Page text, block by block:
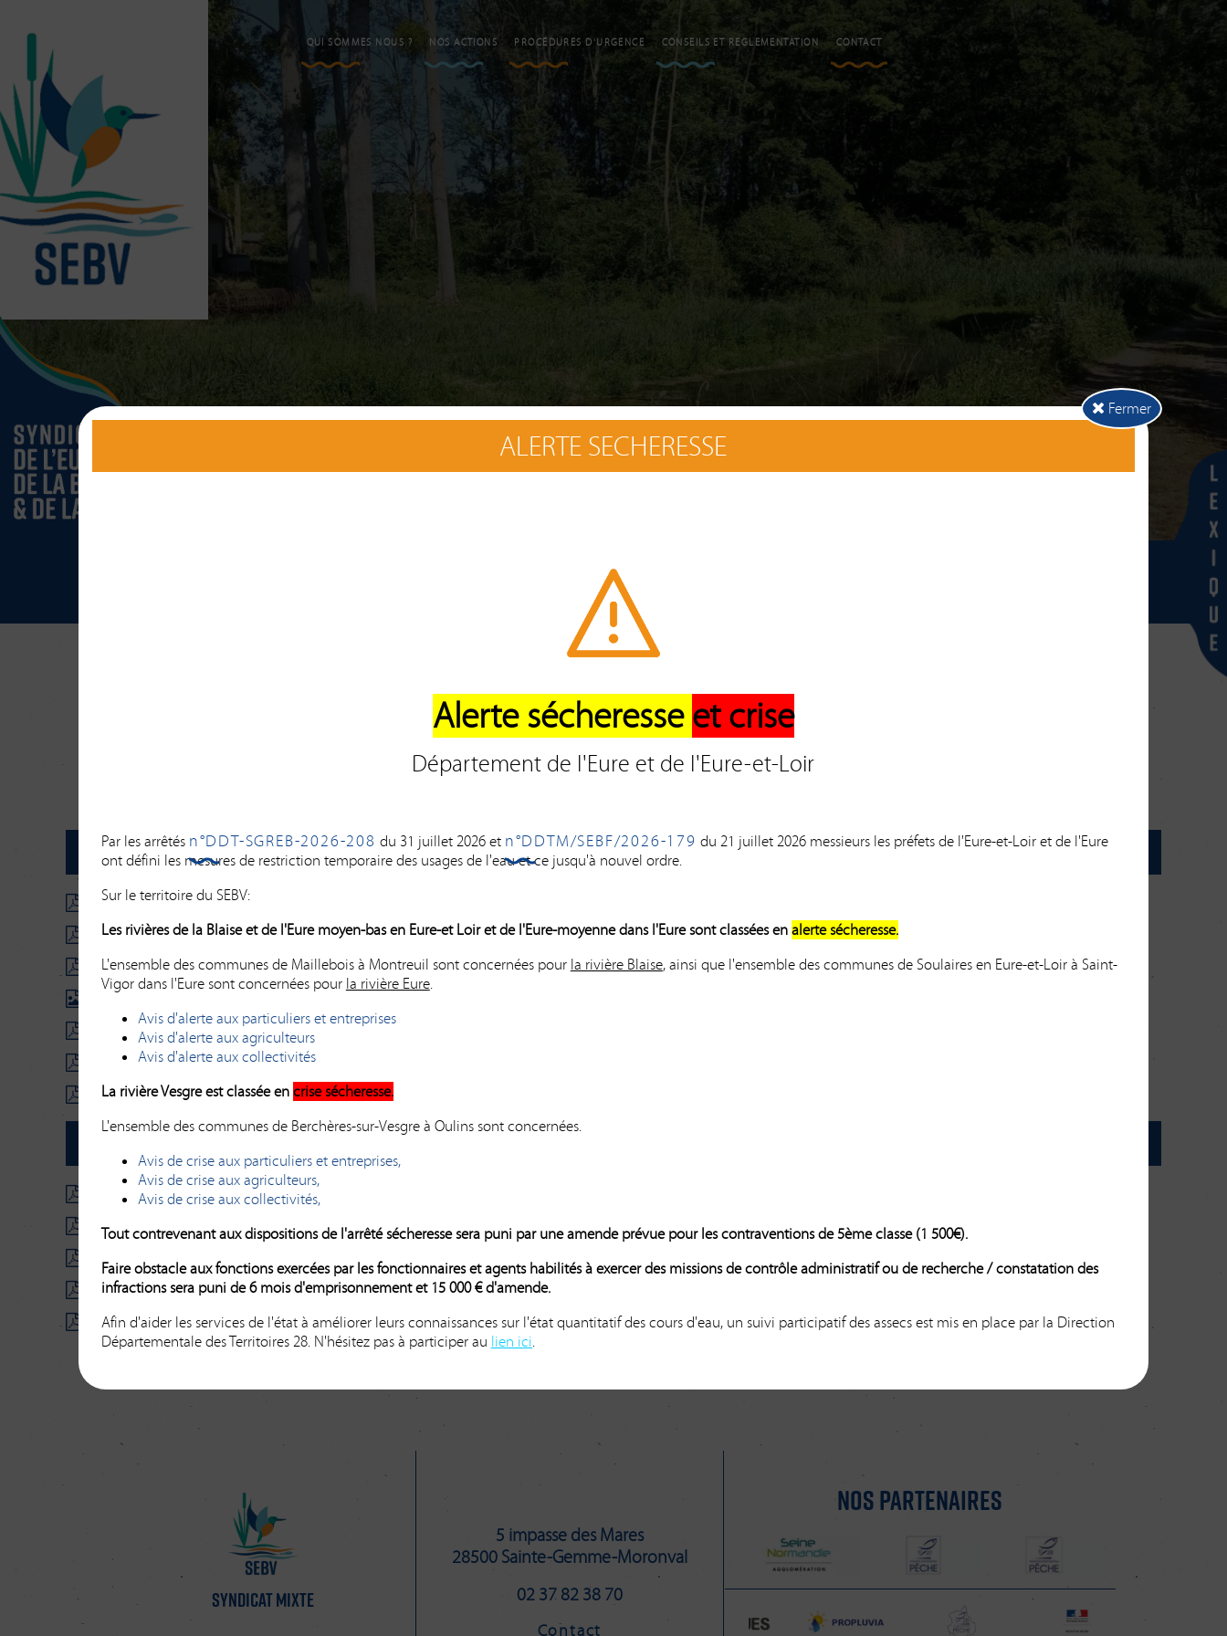
QUI SOMMES NOUS ? NOS ACTIONS PROCÉDURES D'URGENCE CONSEILS ET REGLEMENTATION CONTACT
Les décisions du Bureau et du Président
ANNÉE 2026
2026-07 Dec Président - Travaux de restauration hydromorphologique de la Vesgre à Boncourt
2026-06 Dec Président - Maîtrise d'œuvre pour la restauration des berges de l'Eure à Montreuil(60Ko)
2026-05 Dec Président - Marché travaux RCE Marcilly-Sur-Eure et Sorel-Moussel(61Ko)
2026-03 Dec Président - PGV SE Nogent
(80Ko)
2026-02 Dec Président - Levés topo - BV de la Vesgre
2026-01 Dec Président - CSPS_Travaux_Marcilly(69Ko)
2025-05 Dec Président - Géomètre_Bornage_RCE_Soufflet
2025-04 Dec Création d'une régie d'avance(576Ko)
2025-03-bis Dec Président - Pose sonde et échelle Lormaye
(411Ko)
2025-02 Dec Président - Attribution_CSPS_RCE_Soufflet(405Ko)
2025-01 Dec Président-AVP Blaise à Vernouillet(417Ko)
Syndicat mixte
5 impasse des Mares
28500 Sainte-Gemme-Moronval
02 37 82 38 70
Contact
NOS PARTENAIRES
Fermer
ALERTE SECHERESSE
Alerte sécheresseet crise
Département de l'Eure et de l'Eure-et-Loir
Par les arrêtés n°DDT-SGREB-2026-208 du 31 juillet 2026 et n°DDTM/SEBF/2026-179 du 21 juillet 2026 messieurs les préfets de l'Eure-et-Loir et de l'Eure
ont défini les mesures de restriction temporaire des usages de l'eau et ce jusqu'à nouvel ordre.
Sur le territoire du SEBV:
Les rivières de la Blaise et de l'Eure moyen-bas en Eure-et Loir et de l'Eure-moyenne dans l'Eure sont classées enalerte sécheresse.
L'ensemble des communes de Maillebois à Montreuil sont concernées pour la rivière Blaise, ainsi que l'ensemble des communes de Soulaires en Eure-et-Loir à Saint-
Vigor dans l'Eure sont concernées pour la rivière Eure.
Avis d'alerte aux particuliers et entreprises
Avis d'alerte aux agriculteurs
Avis d'alerte aux collectivités
La rivière Vesgre est classée encrise sécheresse.
L'ensemble des communes de Berchères-sur-Vesgre à Oulins sont concernées.
Avis de crise aux particuliers et entreprises,
Avis de crise aux agriculteurs,
Avis de crise aux collectivités,
Tout contrevenant aux dispositions de l'arrêté sécheresse sera puni par une amende prévue pour les contraventions de 5ème classe (1 500€).
Faire obstacle aux fonctions exercées par les fonctionnaires et agents habilités à exercer des missions de contrôle administratif ou de recherche / constatation des
infractions sera puni de 6 mois d'emprisonnement et 15 000 € d'amende.
Afin d'aider les services de l'état à améliorer leurs connaissances sur l'état quantitatif des cours d'eau, un suivi participatif des assecs est mis en place par la Direction
Départementale des Territoires 28. N'hésitez pas à participer au lien ici.